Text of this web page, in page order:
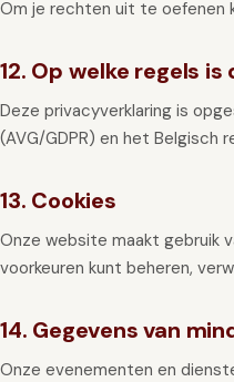
Om je rechten uit te oefenen
12. Op welke regels
Deze privacyverklaring is
(AVG/GDPR) en het Belgisch
13. Cookies
Onze website maakt gebruik
voorkeuren kunt beheren,
14. Gegevens van
Onze evenementen en